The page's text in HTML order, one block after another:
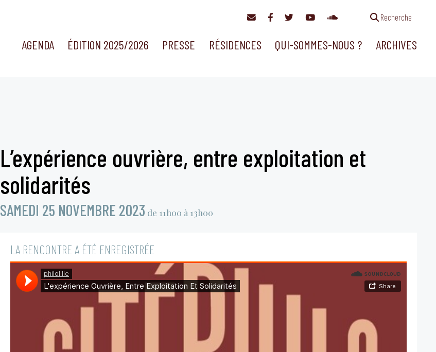
Recherche
AGENDA ÉDITION 2025/2026 PRESSE RÉSIDENCES QUI-SOMMES-NOUS ? ARCHIVES
L’expérience ouvrière, entre exploitation et
solidarités
SAMEDI 25 NOVEMBRE 2023 de 11h00 à 13h00
LA RENCONTRE A ÉTÉ ENREGISTRÉE